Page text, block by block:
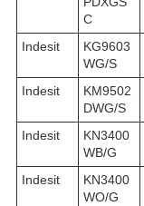
C
Indesit
KG9603
WG/S
Indesit
KM9502
DWG/S
Indesit
KN3400
WB/G
Indesit
KN3400
WO/G